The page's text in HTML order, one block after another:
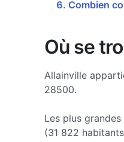
Combien
Où se
Allainville
28500.
Les plus
(31 822